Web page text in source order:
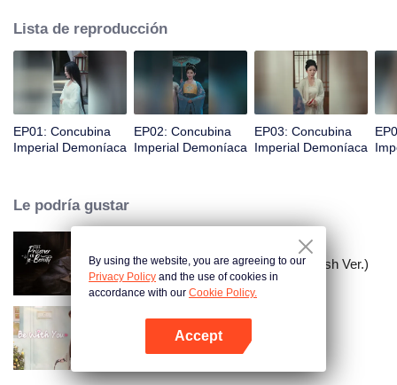
descubrir que la emperatriz es la verdadera culpable, toma represalias
astutamente, lo que lleva a la caída de la emperatriz. Zhuang Li finalmente
se convierte en la emperatriz viuda, guiando a su joven hijo para ascender
Lista de reproducción
EP01: Concubina
Imperial Demoníaca
EP02: Concubina
Imperial Demoníaca
EP03: Concubina
Imperial Demoníaca
Le podría gustar
El Prisionero de la Belleza (English Ver.)
Estar contigo
By using the website, you are agreeing to our
Privacy Policy and the use of cookies in
accordance with our Cookie Policy.
Accept